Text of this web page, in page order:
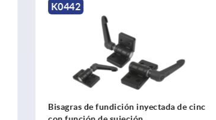
cinc
K1198
Bisagras de aluminio con función de